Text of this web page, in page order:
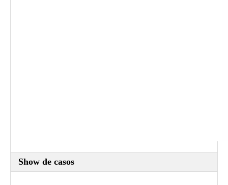
Show de casos